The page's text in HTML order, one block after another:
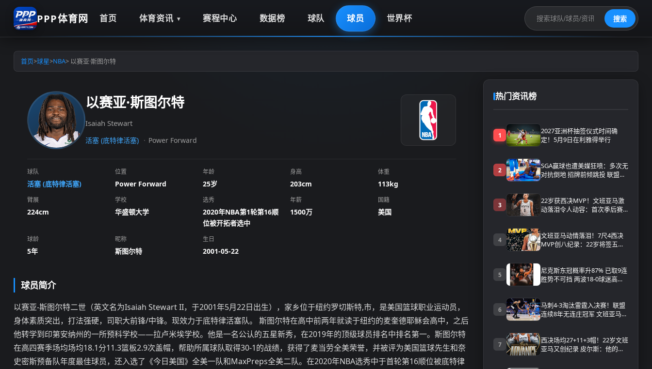
PPP体育网 首页 体育资讯 赛程中心 数据榜 球队 球员 世界杯 搜索
首页>球星>NBA> 以赛亚·斯图尔特
以赛亚·斯图尔特
Isaiah Stewart
活塞 (底特律活塞) Power Forward
球队
活塞 (底特律活塞)
位置
Power Forward
年龄
25岁
身高
203cm
体重
113kg
臂展
224cm
学校
华盛顿大学
选秀
2020年NBA第1轮第16顺
位被开拓者选中
年薪
1500万
国籍
美国
球龄
5年
昵称
斯图尔特
生日
2001-05-22
球员简介
以赛亚-斯图尔特二世（英文名为Isaiah Stewart II，于2001年5月22日出生），家乡位于纽约罗切斯特,市，是美国篮球职业运动员，
身体素质突出，打法强硬，司职大前锋/中锋。现效力于底特律活塞队。 斯图尔特在高中前两年就读于纽约的麦奎德耶稣会高中，之后
他转学到印第安纳州的一所预科学校——拉卢米埃学校。他是一名公认的五星新秀，在2019年的顶级球员排名中排名第一。斯图尔特
在高四赛季场均场均18.1分11.3篮板2.9次盖帽，帮助所属球队取得30-1的战绩，获得了麦当劳全美荣誉，并被评为美国篮球先生和奈
史密斯预备队年度最佳球员，还入选了《今日美国》全美一队和MaxPreps全美二队。在2020年NBA选秀中于首轮第16顺位被底特律
热门资讯榜
1
2027亚洲杯抽签仪式时间确
定！5月9日在利雅得举行
2
SGA赢球也遭美媒狂喷：多次无
对抗倒地 招牌前倾跳投 联盟该
3
22岁获西决MVP！文班亚马激
动落泪令人动容：首次季后赛
4
文班亚马动情落泪！7尺4西决
MVP创八纪录：22岁将签五年
5
尼克斯东冠概率升87% 已取9连
胜势不可挡 两波18-0球迷高呼
6
马刺4-3淘汰雷霆入决赛！联盟
连续8年无连庄冠军 文班亚马泪
7
西决场均27+11+3帽！22岁文班
亚马又创纪录 皮尔斯：他的时